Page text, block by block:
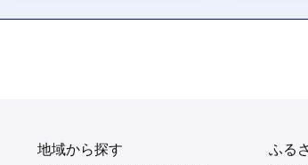
地域から探す ふる